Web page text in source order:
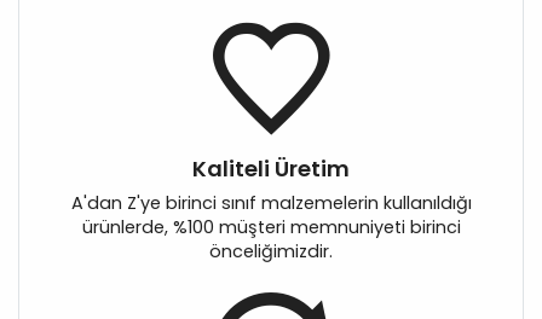
Kaliteli Üretim
A'dan Z'ye birinci sınıf malzemelerin kullanıldığı
ürünlerde, %100 müşteri memnuniyeti birinci
önceliğimizdir.